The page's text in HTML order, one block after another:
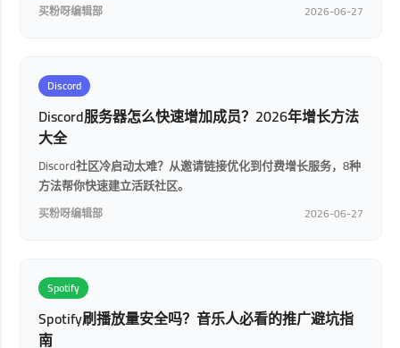
买粉呀编辑部 2026-06-27
Discord
Discord服务器怎么快速增加成员？2026年增长方法
大全
Discord社区冷启动太难？从邀请链接优化到付费增长服务，8种
方法帮你快速建立活跃社区。
买粉呀编辑部 2026-06-27
Spotify
Spotify刷播放量安全吗？音乐人必看的推广避坑指
南